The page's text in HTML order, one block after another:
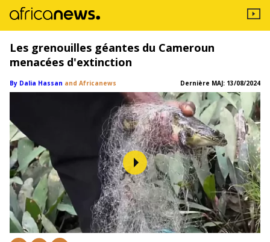
Les grenouilles géantes du Cameroun
menacées d'extinction
By Dalia Hassan and Africanews Dernière MAJ: 13/08/2024